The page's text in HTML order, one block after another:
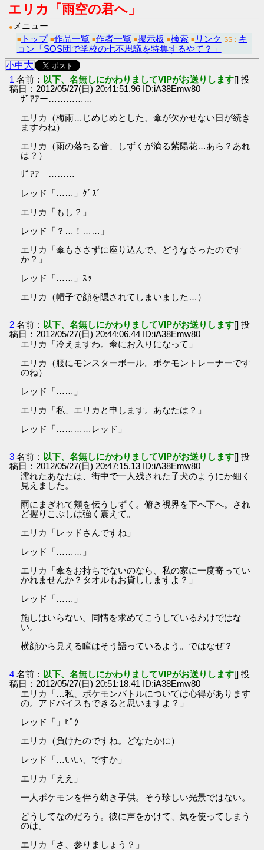
エリカ「雨空の君へ」
● メニュー
■ トップ ■作品一覧 ■作者一覧 ■掲示板 ■検索 ■ リンク SS： キ
ョン「SOS団で学校の七不思議を特集するやて？」
小中大
1 名前： 以下、名無しにかわりましてVIPがお送りします[] 投
稿日：2012/05/27(日) 20:41:51.96 ID:iA38Emw80
ｻﾞｱｱー……………
エリカ（梅雨…じめじめとした、傘が欠かせない日が続き
ますわね）
エリカ（雨の落ちる音、しずくが滴る紫陽花…あら？あれ
は？）
ｻﾞｱｱー………
レッド「……」ｸﾞｽﾞ
エリカ「もし？」
レッド「？…！……」
エリカ「傘もささずに座り込んで、どうなさったのです
か？」
レッド「……」ｽｯ
エリカ（帽子で顔を隠されてしまいました…）
2 名前： 以下、名無しにかわりましてVIPがお送りします[] 投
稿日：2012/05/27(日) 20:44:06.44 ID:iA38Emw80
エリカ「冷えますわ。傘にお入りになって」
エリカ（腰にモンスターボール。ポケモントレーナーです
のね）
レッド「……」
エリカ「私、エリカと申します。あなたは？」
レッド「…………レッド」
3 名前： 以下、名無しにかわりましてVIPがお送りします[] 投
稿日：2012/05/27(日) 20:47:15.13 ID:iA38Emw80
濡れたあなたは、街中で一人残された子犬のようにか細く
見えました。
雨にまぎれて頬を伝うしずく。俯き視界を下へ下へ。され
ど握りこぶしは強く震えて。
エリカ「レッドさんですね」
レッド「………」
エリカ「傘をお持ちでないのなら、私の家に一度寄ってい
かれませんか？タオルもお貸ししますよ？」
レッド「……」
施しはいらない。同情を求めてこうしているわけではな
い。
横顔から見える瞳はそう語っているよう。ではなぜ？
4 名前： 以下、名無しにかわりましてVIPがお送りします[] 投
稿日：2012/05/27(日) 20:51:18.41 ID:iA38Emw80
エリカ「…私、ポケモンバトルについては心得があります
の。アドバイスもできると思いますよ？」
レッド「」ﾋﾟｸ
エリカ（負けたのですね。どなたかに）
レッド「…いい、ですか」
エリカ「ええ」
一人ポケモンを伴う幼き子供。そう珍しい光景ではない。
どうしてなのだろう。彼に声をかけて、気を使ってしまう
のは。
エリカ「さ、参りましょう？」